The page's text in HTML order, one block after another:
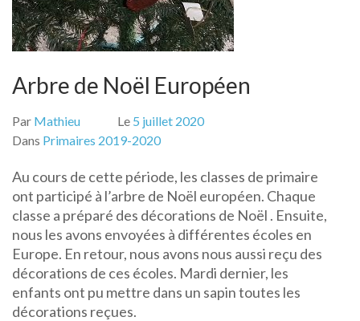
Arbre de Noël Européen
Par Mathieu Le 5 juillet 2020
Dans Primaires 2019-2020
Au cours de cette période, les classes de primaire
ont participé à l’arbre de Noël européen. Chaque
classe a préparé des décorations de Noël . Ensuite,
nous les avons envoyées à différentes écoles en
Europe. En retour, nous avons nous aussi reçu des
décorations de ces écoles. Mardi dernier, les
enfants ont pu mettre dans un sapin toutes les
décorations reçues.